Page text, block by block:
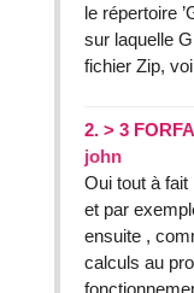
le répertoire
sur laquelle
fichier Zip,
2. > 3
john
Oui tout à fait
et par
ensuite ,
calculs au